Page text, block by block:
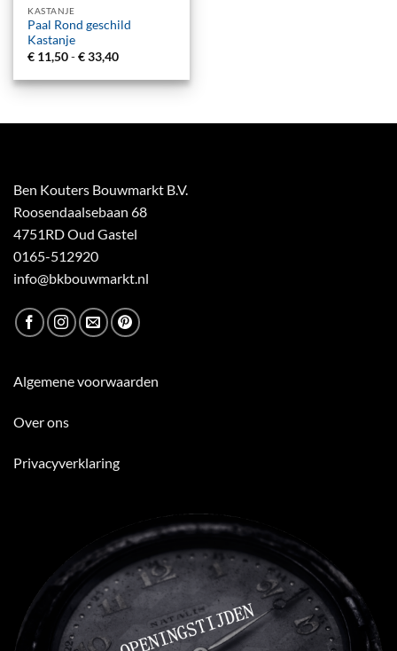
KASTANJE
Paal Rond geschild
Kastanje
€ 11,50-€33,40Prijsklasse:
tot
€ 33,40
Ben Kouters Bouwmarkt B.V.
Roosendaalsebaan 68
4751RD Oud Gastel
0165-512920
info@bkbouwmarkt.nl
Algemene voorwaarden
Over ons
Privacyverklaring